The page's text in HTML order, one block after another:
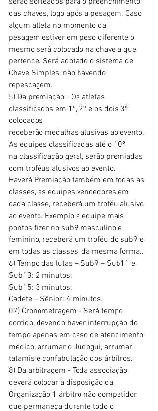
das chaves, logo após a pesagem. Caso
algum atleta no momento da
pesagem estiver em peso diferente o
mesmo será colocado na chave a que
pertence. Será adotado o sistema de
Chave Simples, não havendo
repescagem.
5) Da premiação - Os atletas
classificados em 1º, 2º e os dois 3º
colocados
receberão medalhas alusivas ao evento.
As equipes classificadas até o 10º
na classificação geral, serão premiadas
com troféus alusivos ao evento.
Haverá Premiação também em todas as
classes, as equipes vencedores em
cada classe, receberá um troféu alusivo
ao evento. Exemplo a equipe mais
pontos fizer no sub9 masculino e
feminino, receberá um troféu do sub9 e
em todas as classes, da mesma forma..
6) Tempo das lutas – Sub9 – Sub11 e
Sub13: 2 minutos;
Sub15: 3 minutos;
Cadete – Sênior: 4 minutos.
07) Cronometragem - Será tempo
corrido, devendo haver interrupção do
tempo apenas em caso de atendimento
médico, arrumar o Judogui, arrumar
tatamis e confabulação dos árbitros.
8) Da arbitragem - Toda associação
deverá colocar à disposição da
Organização 1 árbitro não competidor
que permaneça durante todo o